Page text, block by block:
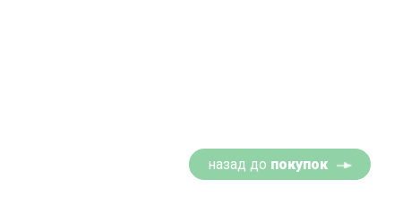
назад до покупок